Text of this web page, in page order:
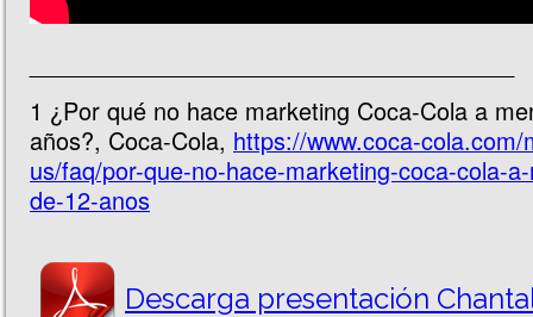
1 ¿Por qué no hace marketing Coca-Cola a
años?, Coca-Cola, https://www.coca-
us/faq/por-que-no-hace-marketing-coca-cola-
de-12-anos
Descarga presentación